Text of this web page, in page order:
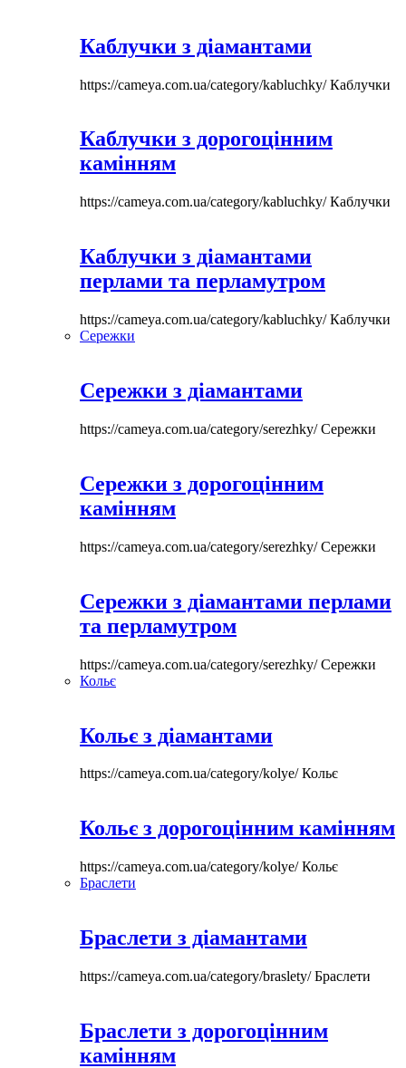
Каблучки з діамантами
https://cameya.com.ua/category/kabluchky/Каблучки
Каблучки з дорогоцінним
камінням
https://cameya.com.ua/category/kabluchky/Каблучки
Каблучки з діамантами
перлами та перламутром
https://cameya.com.ua/category/kabluchky/Каблучки
Сережки
Сережки з діамантами
https://cameya.com.ua/category/serezhky/Сережки
Сережки з дорогоцінним
камінням
https://cameya.com.ua/category/serezhky/Сережки
Сережки з діамантами перлами
та перламутром
https://cameya.com.ua/category/serezhky/Сережки
Кольє
Кольє з діамантами
https://cameya.com.ua/category/kolye/Кольє
Кольє з дорогоцінним камінням
https://cameya.com.ua/category/kolye/Кольє
Браслети
Браслети з діамантами
https://cameya.com.ua/category/braslety/Браслети
Браслети з дорогоцінним
камінням